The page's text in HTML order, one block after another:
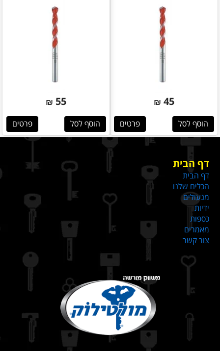
45
₪
הוסף לסל פרטים
55
₪
הוסף לסל פרטים
דף הבית
דף הבית
הכלים שלנו
מנעולים
ידיות
כספות
מאמרים
צור קשר